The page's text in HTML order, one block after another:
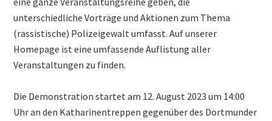
unterschiedliche Vorträge und Aktionen zum Thema
(rassistische) Polizeigewalt umfasst. Auf unserer
Homepage ist eine umfassende Auflistung aller
Veranstaltungen zu finden.
Die Demonstration startet am 12. August 2023 um 14:00
Uhr an den Katharinentreppen gegenüber des Dortmunder